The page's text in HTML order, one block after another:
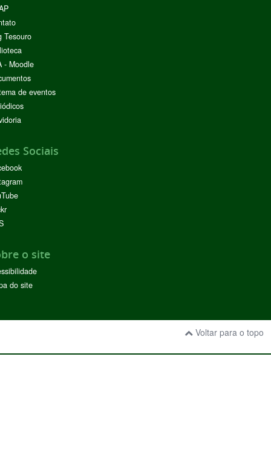
Tesouro
- Moodle
de eventos
Sociais
o site
do site
Voltar para o topo